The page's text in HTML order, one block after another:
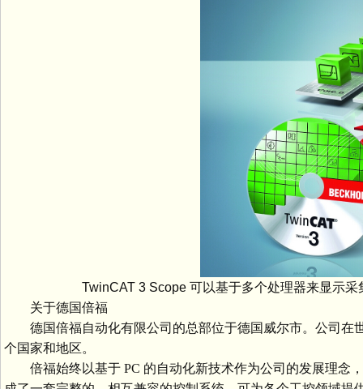
TwinCAT 3 Scope 可以基于多个处理器来显示
关于德国倍福
德国倍福自动化有限公司的总部位于德国威尔市。公司
个国家和地区。
倍福始终以基于 PC 的自动化新技术作为公司的发展理念